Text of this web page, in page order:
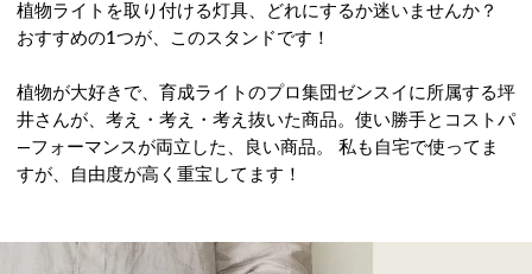
植物ライトを取り付ける灯具、どれにするか迷いませんか？
おすすめの1つが、このスタンドです！
植物が大好きで、育成ライトのプロ集団ゼンスイに所属する坪
井さんが、考え・考え・考え抜いた商品。使い勝手とコストパ
―フォーマンスが両立した、良い商品。 私も自宅で使ってま
すが、自由度が高く重宝してます！